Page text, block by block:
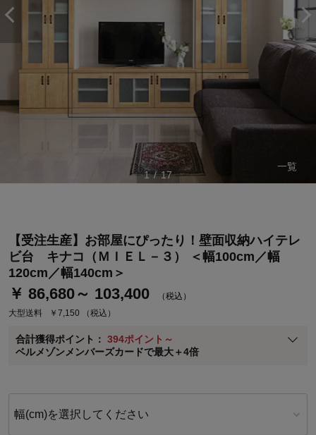
1 / 17
一覧
【受注生産】お部屋にぴったり！壁面収納ハイテレ
ビ台 キナコ（ＭＩＥＬ－３） ＜幅100cm／幅
120cm／幅140cm＞
￥ 86,680～ 103,400
（税込）
大型送料
￥7,150 （税込）
合計獲得ポイント： 394ポイント～
ベルメゾンメンバーズカードで最大＋4倍
ベルメゾンご優待サービスについて
ベルメゾン・ポイントについて
即時入会なら更に500円OFFクーポンプレゼント
ベルメゾン メンバーズカードについて
※メンバーズカードの加算ポイントはステージ倍率適用前の基本ポイント
に対して適用されます。
幅(cm)を選択してください